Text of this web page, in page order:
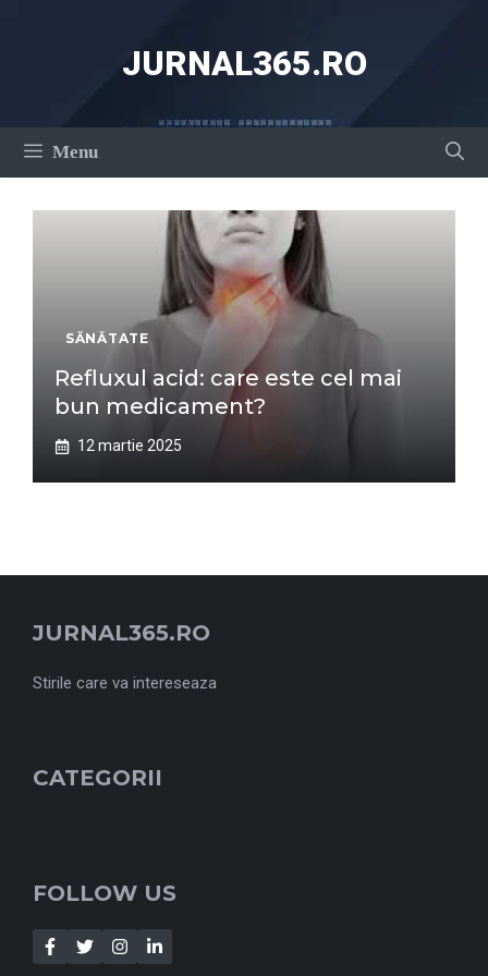
JURNAL365.RO
Menu
SĂNĂTATE
Refluxul acid: care este cel mai
bun medicament?
12 martie 2025
JURNAL365.RO
Stirile care va intereseaza
CATEGORII
FOLLOW US